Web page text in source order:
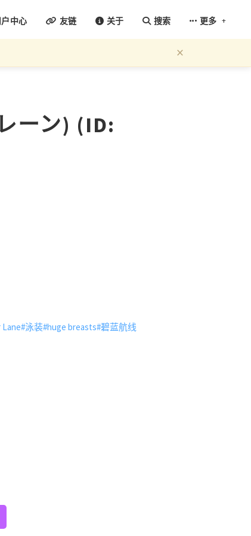
户中心 友链 关于 搜索 更多 +
×
ーン) (ID:
Lane#泳装#huge breasts#碧蓝航线